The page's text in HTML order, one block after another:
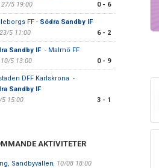
27/5 19:00
0 - 6
FF - Södra Sandby IF
5 11:00
6 - 2
Sandby IF - Malmö FF
5 13:00
0 - 9
DFF Karlskrona -
Sandby IF
5 15:00
3 - 1
AKTIVITETER
Sandbyvallen, 10/08 18:00